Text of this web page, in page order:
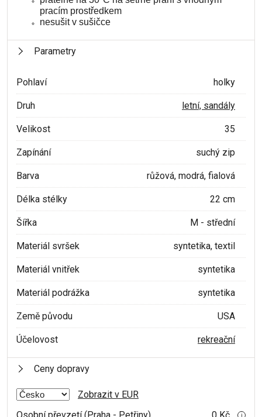
pracím prostředkem
nesušit v sušičce
Parametry
Pohlaví holky
Druh letní, sandály
Velikost 35
Zapínání suchý zip
Barva růžová, modrá, fialová
Délka stélky 22 cm
Šířka M - střední
Materiál svršek syntetika, textil
Materiál vnitřek syntetika
Materiál podrážka syntetika
Země původu USA
Účelovost rekreační
Ceny dopravy
Zobrazit v EUR
i